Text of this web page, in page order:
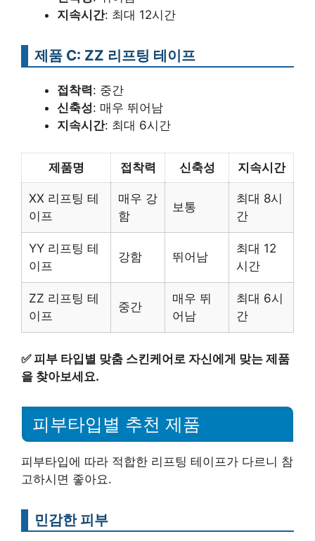
지속시간: 최대 12시간
제품 C: ZZ 리프팅 테이프
접착력: 중간
신축성: 매우 뛰어남
지속시간: 최대 6시간
제품명 접착력 신축성 지속시간
XX 리프팅 테
이프
매우 강
함
보통
최대 8시
간
YY 리프팅 테
이프
강함 뛰어남
최대 12
시간
ZZ 리프팅 테
이프
중간
매우 뛰
어남
최대 6시
간
✅ 피부 타입별 맞춤 스킨케어로 자신에게 맞는 제품
을 찾아보세요.
피부타입별 추천 제품
피부타입에 따라 적합한 리프팅 테이프가 다르니 참
고하시면 좋아요.
민감한 피부